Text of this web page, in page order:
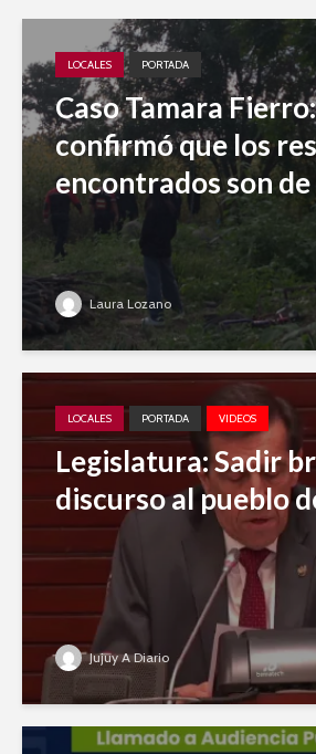
LOCALES PORTADA
Caso Tamara
confirmó que los
encontrados son
Laura Lozano
LOCALES PORTADA VIDEOS
Legislatura: Sadir
discurso al pueblo
Jujuy A Diario